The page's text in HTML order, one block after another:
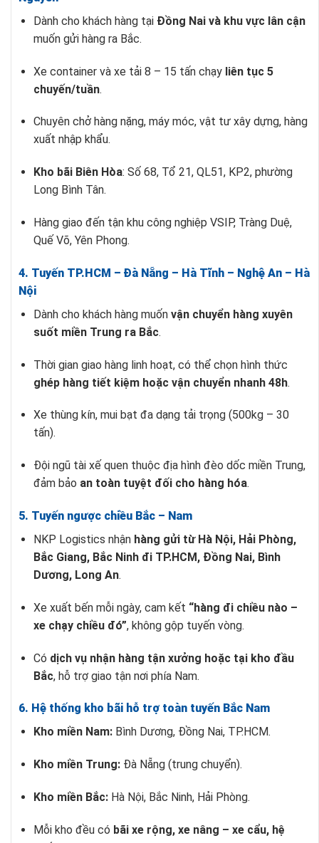
Dành cho khách hàng tại Đồng Nai và khu vực lân cận
muốn gửi hàng ra Bắc.
Xe container và xe tải 8 – 15 tấn chạy liên tục 5
chuyến/tuần.
Chuyên chở hàng nặng, máy móc, vật tư xây dựng, hàng
xuất nhập khẩu.
Kho bãi Biên Hòa: Số 68, Tổ 21, QL51, KP2, phường
Long Bình Tân.
Hàng giao đến tận khu công nghiệp VSIP, Tràng Duệ,
Quế Võ, Yên Phong.
4. Tuyến TP.HCM – Đà Nẵng – Hà Tĩnh – Nghệ An – Hà
Nội
Dành cho khách hàng muốn vận chuyển hàng xuyên
suốt miền Trung ra Bắc.
Thời gian giao hàng linh hoạt, có thể chọn hình thức
ghép hàng tiết kiệm hoặc vận chuyển nhanh 48h.
Xe thùng kín, mui bạt đa dạng tải trọng (500kg – 30
tấn).
Đội ngũ tài xế quen thuộc địa hình đèo dốc miền Trung,
đảm bảo an toàn tuyệt đối cho hàng hóa.
5. Tuyến ngược chiều Bắc – Nam
NKP Logistics nhận hàng gửi từ Hà Nội, Hải Phòng,
Bắc Giang, Bắc Ninh đi TP.HCM, Đồng Nai, Bình
Dương, Long An.
Xe xuất bến mỗi ngày, cam kết “hàng đi chiều nào –
xe chạy chiều đó”, không gộp tuyến vòng.
Có dịch vụ nhận hàng tận xưởng hoặc tại kho đầu
Bắc, hỗ trợ giao tận nơi phía Nam.
6. Hệ thống kho bãi hỗ trợ toàn tuyến Bắc Nam
Kho miền Nam:Bình Dương, Đồng Nai, TP.HCM.
Kho miền Trung:Đà Nẵng (trung chuyển).
Kho miền Bắc:Hà Nội, Bắc Ninh, Hải Phòng.
Mỗi kho đều có bãi xe rộng, xe nâng – xe cẩu, hệ